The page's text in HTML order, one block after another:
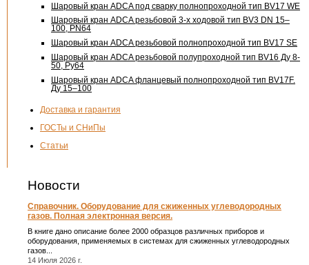
Шаровый кран ADCA под сварку полнопроходной тип BV17 WE
Шаровый кран ADCA резьбовой 3-х ходовой тип BV3 DN 15–
100, PN64
Шаровый кран ADCA резьбовой полнопроходной тип BV17 SE
Шаровый кран ADCA резьбовой полупроходной тип BV16 Ду 8-
50, Pу64
Шаровый кран ADCA фланцевый полнопроходной тип BV17F.
Ду 15–100
Доставка и гарантия
ГОСТы и СНиПы
Статьи
Новости
Справочник. Оборудование для сжиженных углеводородных
газов. Полная электронная версия.
В книге дано описание более 2000 образцов различных приборов и
оборудования, применяемых в системах для сжиженных углеводородных
газов...
14 Июля 2026 г.